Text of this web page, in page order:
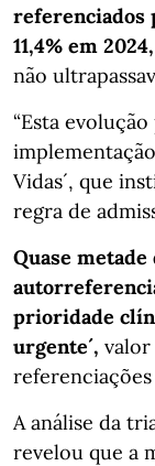
referenciados
11,4% em 2024,
não
“Esta
Vidas´, que
regra de
Quase
prioridade
urgente´,
referenciações
A análise da
revelou que a